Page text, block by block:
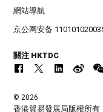
網站導航
京公网安备
關注 HKTDC
© 2026
香港貿易發展局版權所有